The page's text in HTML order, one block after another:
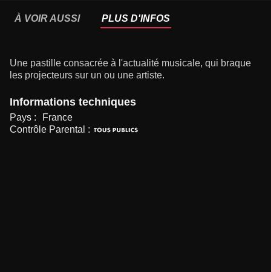
À VOIR AUSSI PLUS D'INFOS
Une pastille consacrée à l'actualité musicale, qui braque
les projecteurs sur un ou une artiste.
Informations techniques
Pays :
France
Contrôle Parental :